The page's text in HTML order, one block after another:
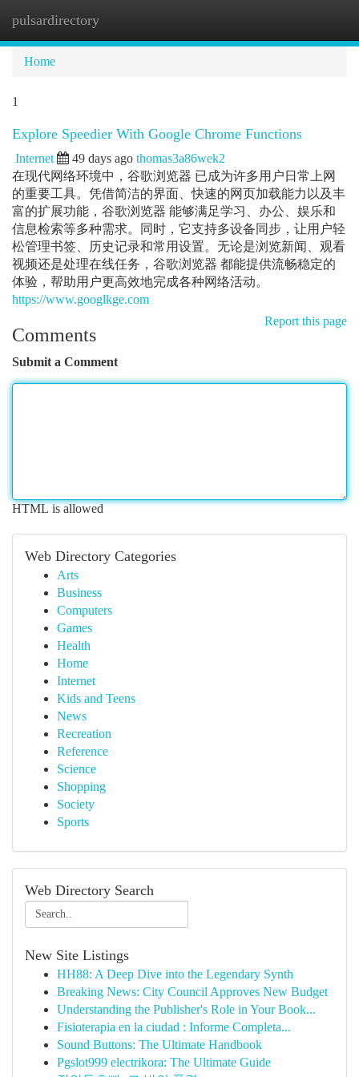
pulsardirectory
Home
1
Explore Speedier With Google Chrome Functions
Internet 49 days ago thomas3a86wek2
在现代网络环境中，谷歌浏览器 已成为许多用户日常上网
的重要工具。凭借简洁的界面、快速的网页加载能力以及丰
富的扩展功能，谷歌浏览器 能够满足学习、办公、娱乐和
信息检索等多种需求。同时，它支持多设备同步，让用户轻
松管理书签、历史记录和常用设置。无论是浏览新闻、观看
视频还是处理在线任务，谷歌浏览器 都能提供流畅稳定的
体验，帮助用户更高效地完成各种网络活动。
https://www.googlkge.com
Report this page
Comments
Submit a Comment
HTML is allowed
Web Directory Categories
Arts
Business
Computers
Games
Health
Home
Internet
Kids and Teens
News
Recreation
Reference
Science
Shopping
Society
Sports
Web Directory Search
New Site Listings
HH88: A Deep Dive into the Legendary Synth
Breaking News: City Council Approves New Budget
Understanding the Publisher's Role in Your Book...
Fisioterapia en la ciudad : Informe Completa...
Sound Buttons: The Ultimate Handbook
Pgslot999 electrikora: The Ultimate Guide